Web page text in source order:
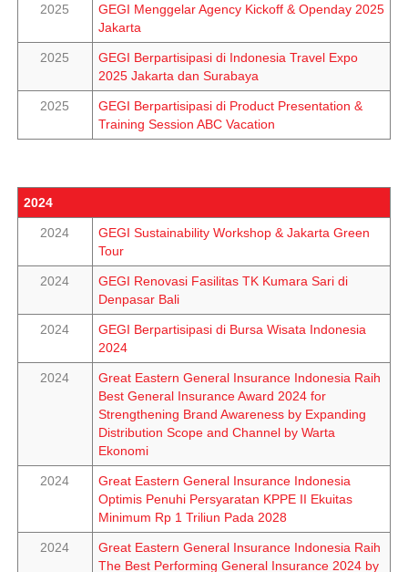
2025
GEGI Menggelar Agency Kickoff & Openday 2025
Jakarta
2025
GEGI Berpartisipasi di Indonesia Travel Expo
2025 Jakarta dan Surabaya
2025
GEGI Berpartisipasi di Product Presentation &
Training Session ABC Vacation
2024
2024
GEGI Sustainability Workshop & Jakarta Green
Tour
2024
GEGI Renovasi Fasilitas TK Kumara Sari di
Denpasar Bali
2024
GEGI Berpartisipasi di Bursa Wisata Indonesia
2024
2024
Great Eastern General Insurance Indonesia Raih
Best General Insurance Award 2024 for
Strengthening Brand Awareness by Expanding
Distribution Scope and Channel by Warta
Ekonomi
2024
Great Eastern General Insurance Indonesia
Optimis Penuhi Persyaratan KPPE II Ekuitas
Minimum Rp 1 Triliun Pada 2028
2024
Great Eastern General Insurance Indonesia Raih
The Best Performing General Insurance 2024 by